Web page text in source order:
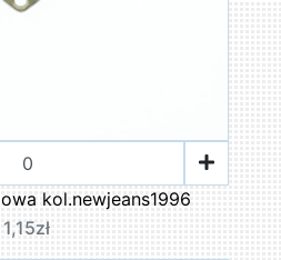
kol.newjeans1996
1,15zł